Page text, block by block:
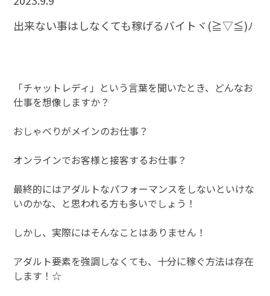
出来ない事はしなくても稼げるバイトヾ(≧▽≦)ﾉ
「チャットレディ」という言葉を聞いたとき、どんなお
仕事を想像しますか？
おしゃべりがメインのお仕事？
オンラインでお客様と接客するお仕事？
最終的にはアダルトなパフォーマンスをしないといけな
いのかな、と思われる方も多いでしょう！
しかし、実際にはそんなことはありません！
アダルト要素を強調しなくても、十分に稼ぐ方法は存在
します！☆